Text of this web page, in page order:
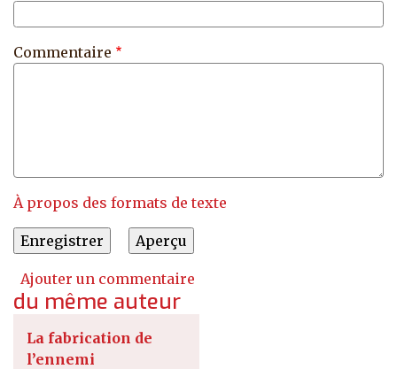
Commentaire
À propos des formats de texte
Ajouter un commentaire
du même auteur
La fabrication de
l’ennemi